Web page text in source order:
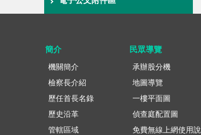
簡介
機關簡介
檢察長介紹
歷任首長名錄
歷史沿革
管轄區域
民眾導覽
承辦股分機
地圖導覽
一樓平面圖
偵查庭配置圖
免費無線上網使用說